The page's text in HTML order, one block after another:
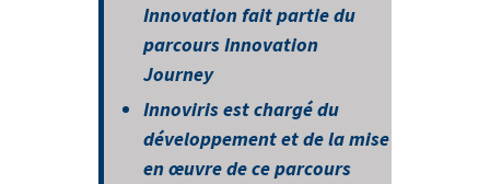
Innovation fait partie du
parcours Innovation
Journey
Innoviris est chargé du
développement et de la mise
en œuvre de ce parcours